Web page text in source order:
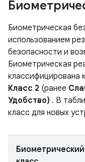
Биометрическая
использованием
безопасности и
Биометрическая
классифицирована
Класс 2 (ранее
Удобство) . В
класс для новых
Биометрический